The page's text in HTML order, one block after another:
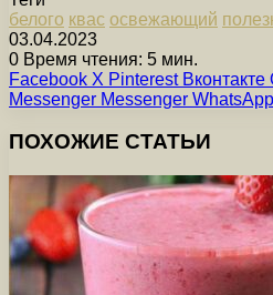
белого квас освежающий
03.04.2023
0 Время чтения: 5 мин.
Facebook X Pinterest Вконтакте
Messenger Messenger WhatsApp
ПОХОЖИЕ СТАТЬИ